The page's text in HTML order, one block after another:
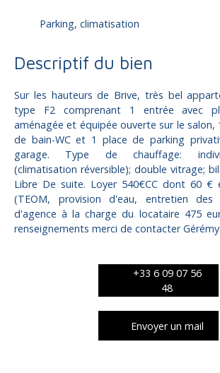
Parking, climatisation
Descriptif du bien
Sur les hauteurs de Brive, très bel
type F2 comprenant 1 entrée avec
aménagée et équipée ouverte sur le salon,
de bain-WC et 1 place de parking
garage. Type de chauffage:
(climatisation réversible); double vitrage;
Libre De suite. Loyer 540€CC dont 60 €
(TEOM, provision d'eau, entretien des
d'agence à la charge du locataire 475
renseignements merci de contacter Gérémy.
+33 6 09 07 56
48
Envoyer un mail